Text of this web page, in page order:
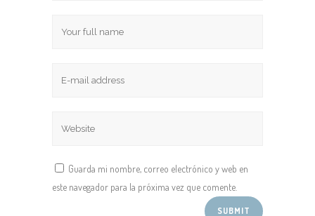
Guarda mi nombre, correo electrónico y web en
este navegador para la próxima vez que comente.